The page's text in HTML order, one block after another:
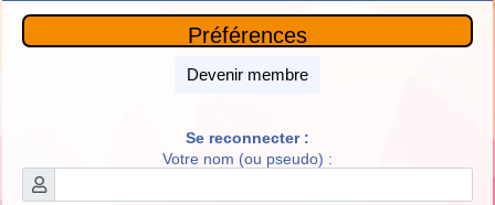
Préférences
Devenir membre
Se reconnecter :
Votre nom (ou pseudo) :